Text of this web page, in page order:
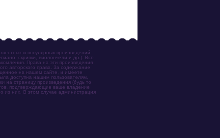
и популярных произведений
скрипки, виолончели и др.). Все
Права на эти произведения
авторского права. За содержание
на нашем сайте, и имеете
доступна нашим пользователям,
на страницу произведения (будь то
подтверждающие ваше владение
из них. В этом случае администрация